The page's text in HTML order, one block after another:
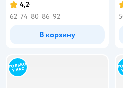
4,2
62 74 80 86 92
В корзину